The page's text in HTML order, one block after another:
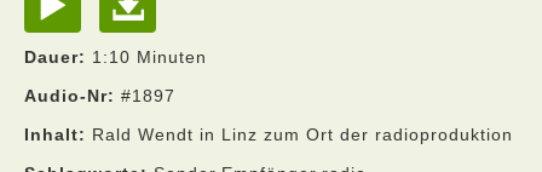
Dauer: 1:10 Minuten
Audio-Nr: #1897
Inhalt: Rald Wendt in Linz zum Ort der radioproduktion